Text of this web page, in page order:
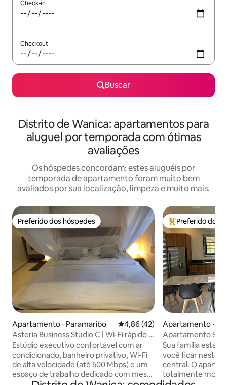
Check-in
Checkout
Buscar
Distrito de Wanica: apartamentos para
aluguel por temporada com ótimas
avaliações
Os hóspedes concordam: estes aluguéis por
temporada de apartamento foram muito bem
avaliados por sua localização, limpeza e muito mais.
Preferido dos hóspedes
Preferido dos hóspedes
Apartamento ⋅ Paramaribo 4,86 de uma avaliação média
4,86 (42)
Asteria Business Studio C | Wi-Fi rápido |
Espaço de trabalho
Estúdio executivo confortável com ar
condicionado, banheiro privativo, Wi-Fi
de alta velocidade (até 500 Mbps) e um
espaço de trabalho dedicado com mesa,
Entre os
Preferido dos
Apartamento ⋅
Apartamento
Sua família
você ficar neste
central. O apartamento é novo e
totalmente